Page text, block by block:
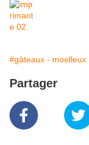
#gâteaux - moelleux
Partager